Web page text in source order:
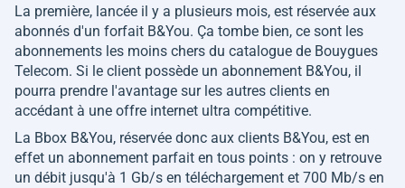
La première, lancée il y a plusieurs mois, est réservée aux
abonnés d'un forfait B&You. Ça tombe bien, ce sont les
abonnements les moins chers du catalogue de Bouygues
Telecom. Si le client possède un abonnement B&You, il
pourra prendre l'avantage sur les autres clients en
accédant à une offre internet ultra compétitive.
La Bbox B&You, réservée donc aux clients B&You, est en
effet un abonnement parfait en tous points : on y retrouve
un débit jusqu'à 1 Gb/s en téléchargement et 700 Mb/s en